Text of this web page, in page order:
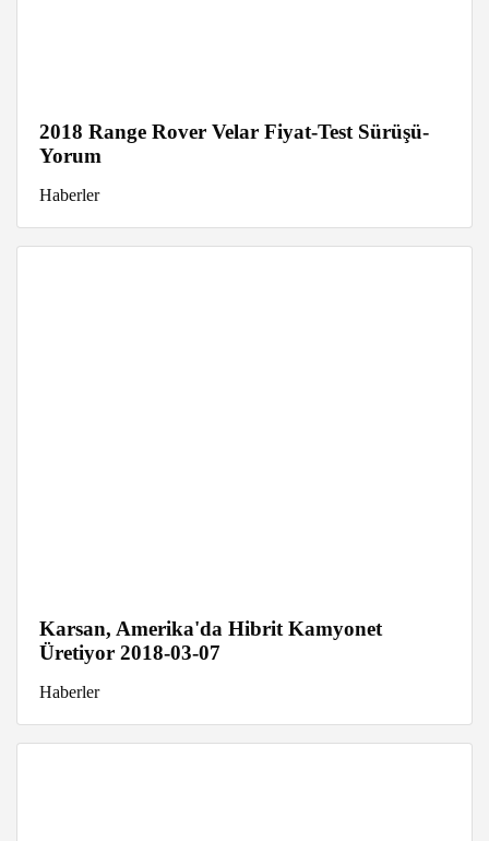
2018 Range Rover Velar Fiyat-Test Sürüşü-
Yorum
Haberler
Karsan, Amerika'da Hibrit Kamyonet
Üretiyor 2018-03-07
Haberler